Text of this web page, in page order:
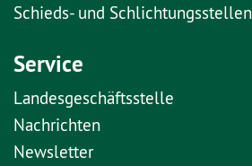
Schieds- und Schlichtungsstellen
Service
Landesgeschäftsstelle
Nachrichten
Newsletter